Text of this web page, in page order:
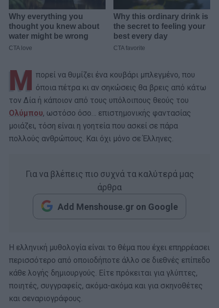
Μ πορεί να θυμίζει ένα κουβάρι μπλεγμένο, που
όποια πέτρα κι αν σηκώσεις θα βρεις από κάτω
τον Δία ή κάποιον από τους υπόλοιπους θεούς του
Ολύμπου, ωστόσο όσο… επιστημονικής φαντασίας
μοιάζει, τόση είναι η γοητεία που ασκεί σε πάρα
πολλούς ανθρώπους. Και όχι μόνο σε Έλληνες.
Για να βλέπεις πιο συχνά τα καλύτερά μας
άρθρα
Add Menshouse.gr on Google
Η ελληνική μυθολογία είναι το θέμα που έχει επηρρέασει
περισσότερο από οποιοδήποτε άλλο σε διεθνές επίπεδο
κάθε λογής δημιουργούς. Είτε πρόκειται για γλύπτες,
ποιητές, συγγραφείς, ακόμα-ακόμα και για σκηνοθέτες
και σεναριογράφους.